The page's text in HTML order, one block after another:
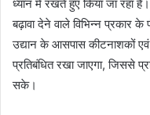
ध्यान में रखते हुए किया जा रहा
बढ़ावा देने वाले विभिन्न प्रकार के
उद्यान के आसपास कीटनाशकों
प्रतिबंधित रखा जाएगा, जिससे
सके।